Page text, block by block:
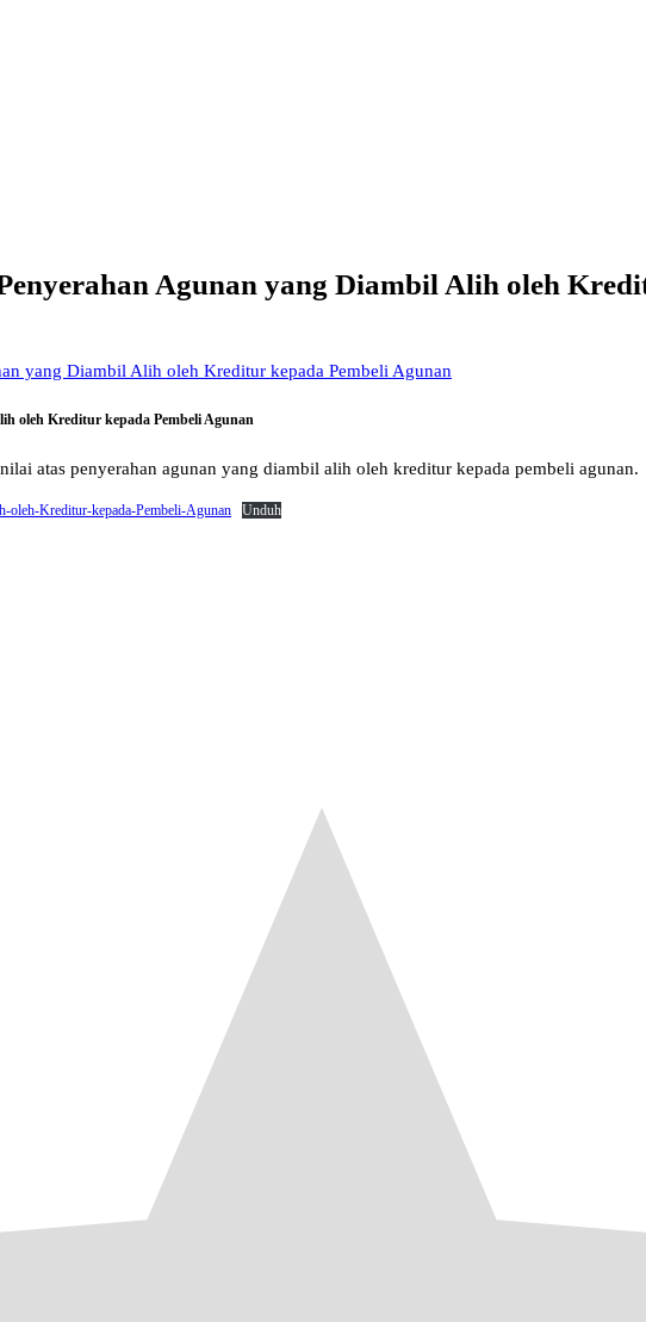
Agunan yang Diambil Alih oleh
yang Diambil Alih oleh Kreditur kepada Pembeli Agunan
oleh Kreditur kepada Pembeli Agunan
atas penyerahan agunan yang diambil alih oleh kreditur kepada pembeli agunan.
Kreditur-kepada-Pembeli-Agunan Unduh